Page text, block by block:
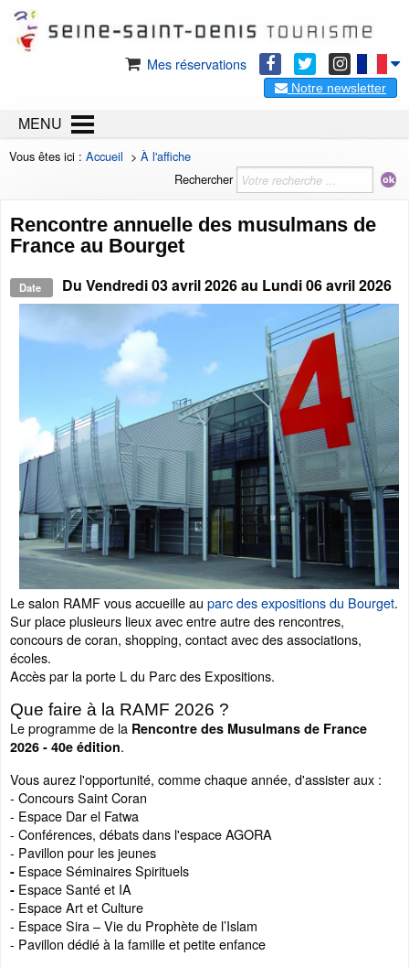
Mes réservations
Notre newsletter
MENU
Vous êtes ici : Accueil > À l'affiche
Rechercher
Rencontre annuelle des musulmans de
France au Bourget
Date Du Vendredi 03 avril 2026au Lundi 06 avril 2026
Le salon RAMF vous accueille au parc des expositions du Bourget.
Sur place plusieurs lieux avec entre autre des rencontres,
concours de coran, shopping, contact avec des associations,
écoles.
Accès par la porte L du Parc des Expositions.
Que faire à la RAMF 2026 ?
Le programme de la Rencontre des Musulmans de France
2026 - 40e édition.
Vous aurez l'opportunité, comme chaque année, d'assister aux :
- Concours Saint Coran
- Espace Dar el Fatwa
- Conférences, débats dans l'espace AGORA
- Pavillon pour les jeunes
- Espace Séminaires Spirituels
- Espace Santé et IA
- Espace Art et Culture
- Espace Sira – Vie du Prophète de l’Islam
- Pavillon dédié à la famille et petite enfance